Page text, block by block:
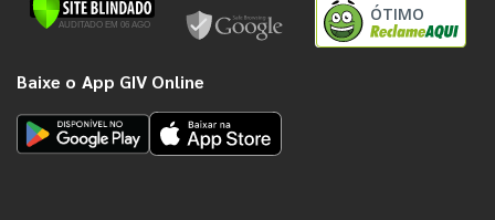
ÓTIMO
Baixe o App GIV Online